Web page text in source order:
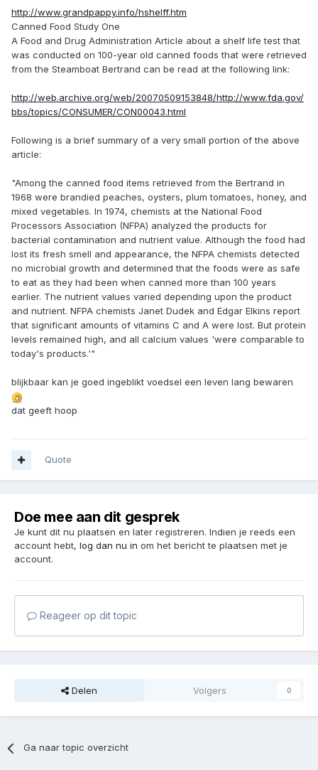
http://www.grandpappy.info/hshelff.htm
Canned Food Study One
A Food and Drug Administration Article about a shelf life test that
was conducted on 100-year old canned foods that were retrieved
from the Steamboat Bertrand can be read at the following link:
http://web.archive.org/web/20070509153848/http://www.fda.gov/
bbs/topics/CONSUMER/CON00043.html
Following is a brief summary of a very small portion of the above
article:
"Among the canned food items retrieved from the Bertrand in
1968 were brandied peaches, oysters, plum tomatoes, honey, and
mixed vegetables. In 1974, chemists at the National Food
Processors Association (NFPA) analyzed the products for
bacterial contamination and nutrient value. Although the food had
lost its fresh smell and appearance, the NFPA chemists detected
no microbial growth and determined that the foods were as safe
to eat as they had been when canned more than 100 years
earlier. The nutrient values varied depending upon the product
and nutrient. NFPA chemists Janet Dudek and Edgar Elkins report
that significant amounts of vitamins C and A were lost. But protein
levels remained high, and all calcium values 'were comparable to
today's products.'"
blijkbaar kan je goed ingeblikt voedsel een leven lang bewaren
dat geeft hoop
Quote
Doe mee aan dit gesprek
Je kunt dit nu plaatsen en later registreren. Indien je reeds een
account hebt, log dan nu in om het bericht te plaatsen met je
account.
Reageer op dit topic
Delen Volgers 0
Ga naar topic overzicht